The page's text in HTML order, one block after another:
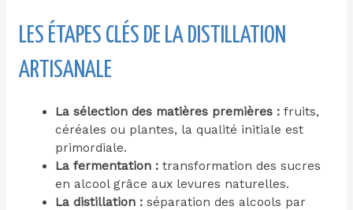
LES ÉTAPES CLÉS DE LA DISTILLATION
ARTISANALE
La sélection des matières premières : fruits,
céréales ou plantes, la qualité initiale est
primordiale.
La fermentation : transformation des sucres
en alcool grâce aux levures naturelles.
La distillation : séparation des alcools par